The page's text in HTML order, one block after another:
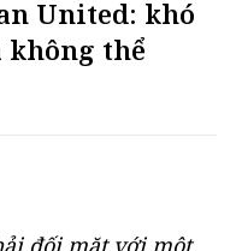
United: khó
thể
đối mặt với một